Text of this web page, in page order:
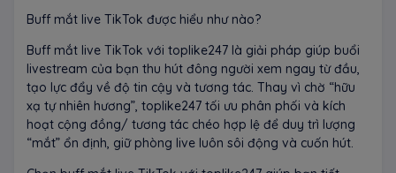
Buff mắt live TikTok được hiểu như nào?
Buff mắt live TikTok với toplike247 là giải pháp giúp buổi
livestream của bạn thu hút đông người xem ngay từ đầu,
tạo lực đẩy về độ tin cậy và tương tác. Thay vì chờ “hữu
xạ tự nhiên hương”, toplike247 tối ưu phân phối và kích
hoạt cộng đồng/ tương tác chéo hợp lệ để duy trì lượng
“mắt” ổn định, giữ phòng live luôn sôi động và cuốn hút.